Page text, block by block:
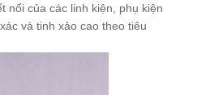
nối của các linh kiện, phụ kiện
và tinh xảo cao theo tiêu